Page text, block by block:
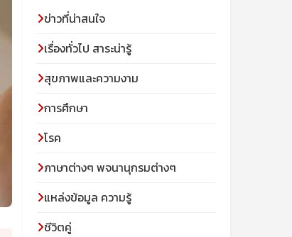
ข่าวที่น่าสนใจ
เรื่องทั่วไป สาระน่ารู้
สุขภาพและความงาม
การศึกษา
โรค
ภาษาต่างๆ พจนานุกรมต่างๆ
แหล่งข้อมูล ความรู้
ชีวิตคู่